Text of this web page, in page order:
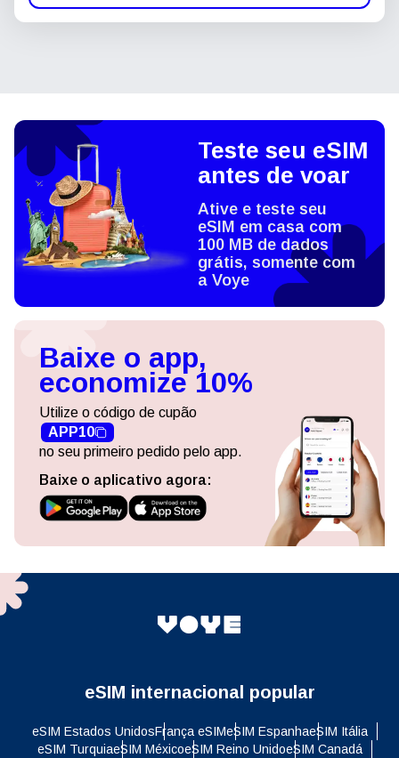
Teste seu eSIM
antes de voar
Ative e teste seu
eSIM em casa com
100 MB de dados
grátis, somente com
a Voye
Baixe o app,
economize 10%
Utilize o código de cupão
APP10
no seu primeiro pedido pelo app.
Baixe o aplicativo agora:
eSIM internacional popular
eSIM Estados UnidosFrança eSIMeSIM EspanhaeSIM Itália
eSIM TurquiaeSIM MéxicoeSIM Reino UnidoeSIM Canadá